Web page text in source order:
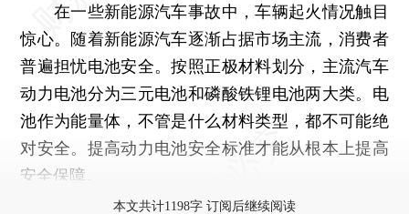
在一些新能源汽车事故中，车辆起火情况触目
惊心。随着新能源汽车逐渐占据市场主流，消费者
普遍担忧电池安全。按照正极材料划分，主流汽车
动力电池分为三元电池和磷酸铁锂电池两大类。电
池作为能量体，不管是什么材料类型，都不可能绝
对安全。提高动力电池安全标准才能从根本上提高
安全保障。
本文共计1198字 订阅后继续阅读